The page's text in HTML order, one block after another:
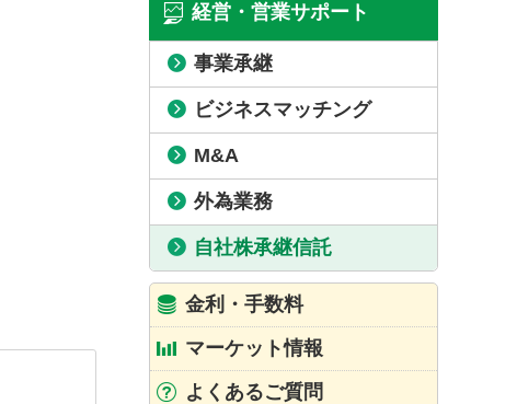
経営・営業サポート
事業承継
ビジネスマッチング
M&A
外為業務
自社株承継信託
金利・手数料
マーケット情報
よくあるご質問